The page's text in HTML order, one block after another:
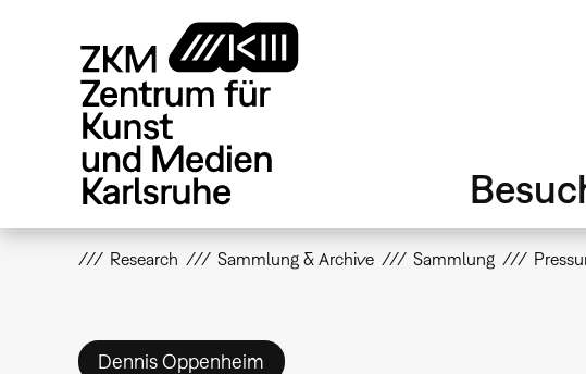
Research Sammlung & Archive Sammlung
Dennis Oppenheim